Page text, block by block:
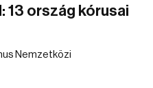
13 ország kórusai
Nemzetközi